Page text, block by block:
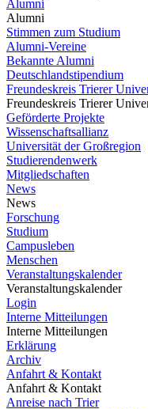
Alumni
Alumni
Stimmen zum Studium
Alumni-Vereine
Bekannte Alumni
Deutschlandstipendium
Freundeskreis Trierer
Freundeskreis Trierer
Geförderte Projekte
Wissenschaftsallianz
Universität der Großregion
Studierendenwerk
Mitgliedschaften
News
News
Forschung
Studium
Campusleben
Menschen
Veranstaltungskalender
Veranstaltungskalender
Login
Interne Mitteilungen
Interne Mitteilungen
Erklärung
Archiv
Anfahrt & Kontakt
Anfahrt & Kontakt
Anreise nach Trier